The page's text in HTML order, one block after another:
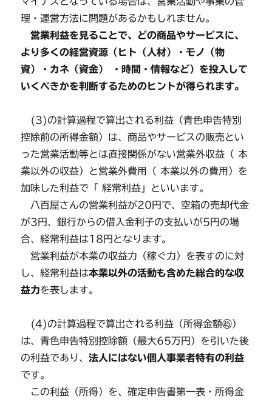
理・運営方法に問題があるかもしれません。
営業利益を見ることで、どの商品やサービスに、
より多くの経営資源（ヒト（人材）・モノ（物
資）・カネ（資金） ・時間・情報など）を投入して
いくべきかを判断するためのヒントが得られます。
(3)の計算過程で算出される利益（青色申告特別
控除前の所得金額）は、商品やサービスの販売とい
った営業活動等とは直接関係がない営業外収益（ 本
業以外の収益）と営業外費用（ 本業以外の費用）を
加味した利益で「 経常利益」といいます。
八百屋さんの営業利益が20円で、空箱の売却代金
が3円、銀行からの借入金利子の支払いが5円の場
合、経常利益は18円となります。
営業利益が本業の収益力（稼ぐ力）を表すのに対
し、経常利益は本業以外の活動も含めた総合的な収
益力を表します。
(4)の計算過程で算出される利益（所得金額㊺）
は、青色申告特別控除額（最大65万円）を引いた後
の利益であり、法人にはない個人事業者特有の利益
です。
この利益（所得）を、確定申告書第一表・所得金